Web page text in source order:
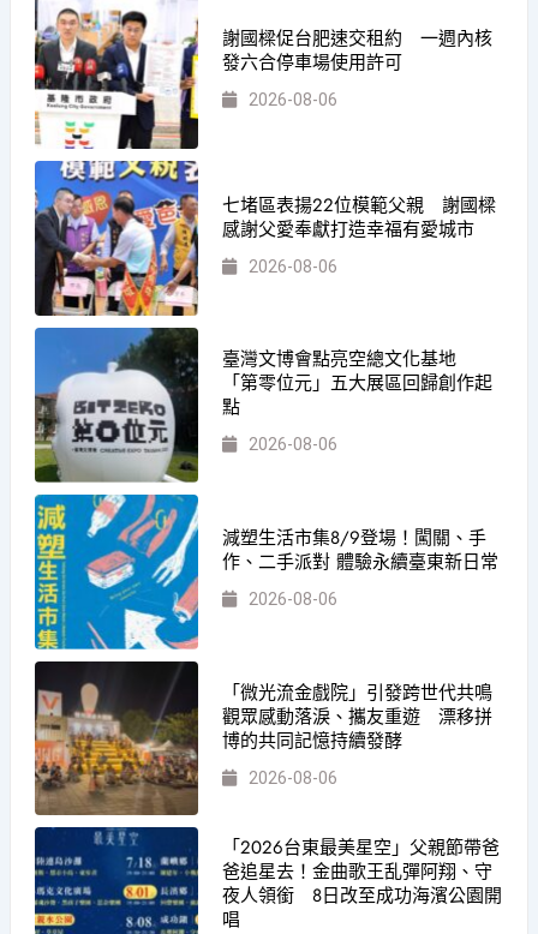
謝國樑促台肥速交租約 一週內核
發六合停車場使用許可
2026-08-06
七堵區表揚22位模範父親 謝國樑
感謝父愛奉獻打造幸福有愛城市
2026-08-06
臺灣文博會點亮空總文化基地
「第零位元」五大展區回歸創作起
點
2026-08-06
減塑生活市集8/9登場！闖關、手
作、二手派對 體驗永續臺東新日常
2026-08-06
「微光流金戲院」引發跨世代共鳴
觀眾感動落淚、攜友重遊 漂移拼
博的共同記憶持續發酵
2026-08-06
「2026台東最美星空」父親節帶爸
爸追星去！金曲歌王乱彈阿翔、守
夜人領銜 8日改至成功海濱公園開
唱